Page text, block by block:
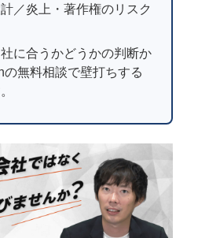
／炎上・著作権のリスク
社に合うかどうかの判断か
の無料相談で壁打ちする